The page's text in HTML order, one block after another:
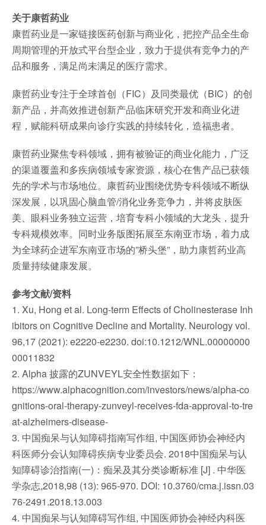
关于康哲药业
康哲药业是一家链接医药创新与商业化，把控产品全生命
周期管理的开放式平台型企业，致力于提供有竞争力的产
品和服务，满足尚未满足的医疗需求。
康哲药业专注于全球首创（FIC）及同类最优（BIC）的创
新产品，并高效推进创新产品临床研究开发和商业化进
程，赋能科研成果向诊疗实践的持续转化，造福患者。
康哲药业聚焦专科领域，拥有被验证的商业化能力，广泛
的渠道覆盖和多疾病领域专家资源，核心在售产品已获领
先的学术与市场地位。康哲药业围绕优势专科领域不断纵
深发展，以巩固心脑血管/消化业务竞争力，并将皮肤医
美、眼科业务独立运营，培育专科小领域的大龙头，提升
专科规模效率。同时业务版图拓展至东南亚市场，着力成
为全球药企进军东南亚市场的”桥头堡”，助力康哲药业高
质量持续健康发展。
参考文献/资料
1. Xu, Hong et al. Long-term Effects of Cholinesterase Inh
ibitors on Cognitive Decline and Mortality. Neurology vol.
96,17 (2021): e2220-e2230. doi:10.1212/WNL.00000000
00011832
2. Alpha 披露的ZUNVEYL安全性数据如下：
https://www.alphacognition.com/investors/news/alpha-co
gnitions-oral-therapy-zunveyl-receives-fda-approval-to-tre
at-alzheimers-disease-
3. 中国痴呆与认知障碍指南写作组, 中国医师协会神经内
科医师分会认知障碍疾病专业委员会. 2018中国痴呆与认
知障碍诊治指南(一)：痴呆及其分类诊断标准 [J] . 中华医
学杂志,2018,98 (13): 965-970. DOI: 10.3760/cma.j.issn.03
76-2491.2018.13.003
4. 中国痴呆与认知障碍写作组, 中国医师协会神经内科医